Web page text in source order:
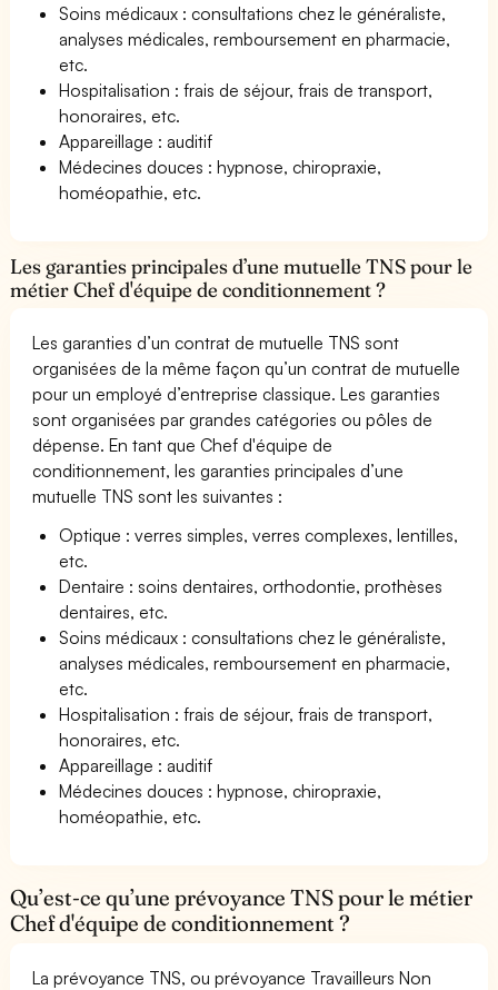
Soins médicaux : consultations chez le généraliste,
analyses médicales, remboursement en pharmacie,
etc.
Hospitalisation : frais de séjour, frais de transport,
honoraires, etc.
Appareillage : auditif
Médecines douces : hypnose, chiropraxie,
homéopathie, etc.
Les garanties principales d’une mutuelle TNS pour le
métier Chef d'équipe de conditionnement ?
Les garanties d’un contrat de mutuelle TNS sont
organisées de la même façon qu’un contrat de mutuelle
pour un employé d’entreprise classique. Les garanties
sont organisées par grandes catégories ou pôles de
dépense. En tant que Chef d'équipe de
conditionnement, les garanties principales d’une
mutuelle TNS sont les suivantes :
Optique : verres simples, verres complexes, lentilles,
etc.
Dentaire : soins dentaires, orthodontie, prothèses
dentaires, etc.
Soins médicaux : consultations chez le généraliste,
analyses médicales, remboursement en pharmacie,
etc.
Hospitalisation : frais de séjour, frais de transport,
honoraires, etc.
Appareillage : auditif
Médecines douces : hypnose, chiropraxie,
homéopathie, etc.
Qu’est-ce qu’une prévoyance TNS pour le métier
Chef d'équipe de conditionnement ?
La prévoyance TNS, ou prévoyance Travailleurs Non